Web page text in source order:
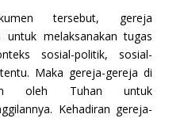
tersebut, gereja
melaksanakan tugas
sosial-politik, sosial-
Maka gereja-gereja di
oleh Tuhan untuk
Kehadiran gereja-